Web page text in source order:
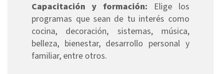
Capacitación y formación: Elige los
programas que sean de tu interés como
cocina, decoración, sistemas, música,
belleza, bienestar, desarrollo personal y
familiar, entre otros.